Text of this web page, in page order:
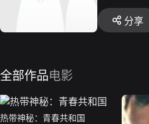
分享
全部作品电影
热带神秘：青春共和国